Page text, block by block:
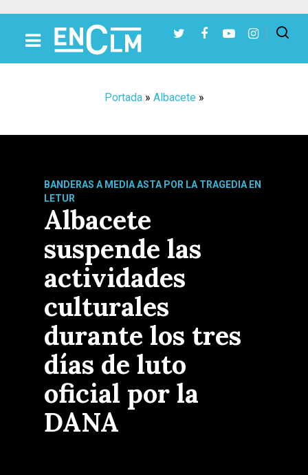
Portada» Albacete »
BANDERAS A MEDIA ASTA POR LA TRAGEDIA EN
LETUR
Albacete
suspende las
actividades
culturales
durante los tres
días de luto
oficial por la
DANA